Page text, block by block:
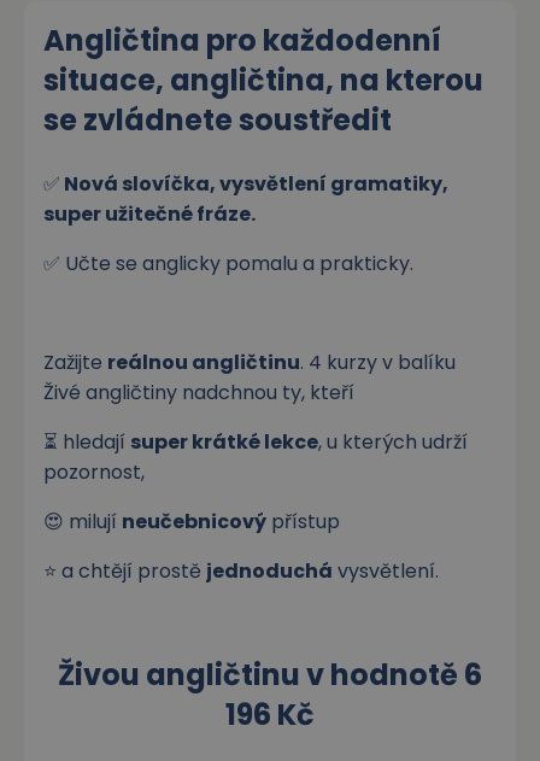
Angličtina pro každodenní
situace, angličtina, na kterou
se zvládnete soustředit
✅ Nová slovíčka, vysvětlení gramatiky,
super užitečné fráze.
✅ Učte se anglicky pomalu a prakticky.
Zažijte reálnou angličtinu. 4 kurzy v balíku
Živé angličtiny nadchnou ty, kteří
⏳ hledají super krátké lekce, u kterých udrží
pozornost,
😍 milují neučebnicový přístup
⭐️ a chtějí prostě jednoduchá vysvětlení.
Živou angličtinu v hodnotě 6
196 Kč